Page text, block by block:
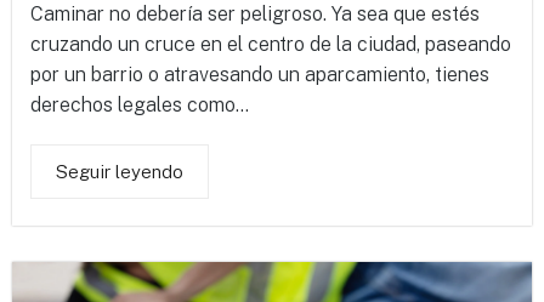
Caminar no debería ser peligroso. Ya sea que estés
cruzando un cruce en el centro de la ciudad, paseando
por un barrio o atravesando un aparcamiento, tienes
derechos legales como...
Seguir leyendo